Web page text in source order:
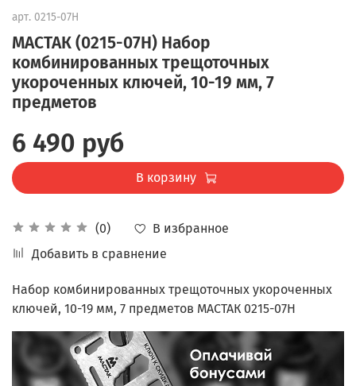
арт. 0215-07H
МАСТАК (0215-07H) Набор
комбинированных трещоточных
укороченных ключей, 10-19 мм, 7
предметов
(0)
В избранное
Добавить в сравнение
6 490 руб
В корзину
Набор комбинированных трещоточных укороченных
ключей, 10-19 мм, 7 предметов МАСТАК 0215-07H